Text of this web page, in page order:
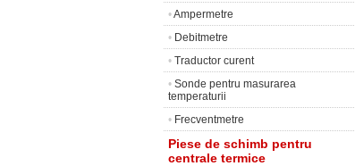
•Ampermetre
• Debitmetre
• Traductor curent
• Sonde pentru masurarea
temperaturii
• Frecventmetre
Piese de schimb pentru
centrale termice